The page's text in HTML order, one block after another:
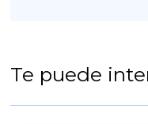
Te puede